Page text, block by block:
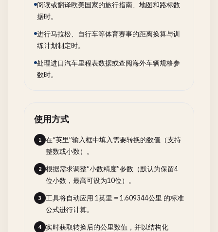
阅读或翻译欧美国家的旅行指南、地图和路标数
据时。
进行马拉松、自行车等体育赛事的距离换算与训
练计划制定时。
处理进口汽车里程表数据或查阅海外车辆规格参
数时。
使用方式
1
在“英里”输入框中填入需要转换的数值（支持
整数或小数）。
2
根据需求调整“小数精度”参数（默认为保留4
位小数，最高可设为10位）。
3
工具将自动应用 1英里 = 1.609344公里 的标准
公式进行计算。
4
实时获取转换后的公里数值，并以结构化